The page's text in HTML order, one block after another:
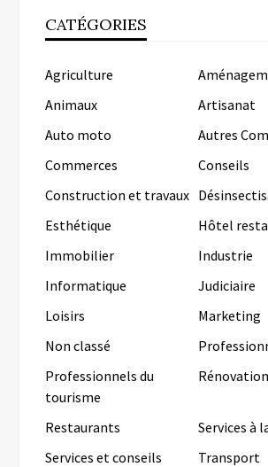
CATÉGORIES
Agriculture
Animaux
Artisanat
Auto moto
Autres
Commerces
Conseils
Construction et travaux
Esthétique
Hôtel
Immobilier
Industrie
Informatique
Judiciaire
Loisirs
Marketing
Non classé
Professionnels du
tourisme
Rénovation
Restaurants
Services à
Services et conseils
Transport